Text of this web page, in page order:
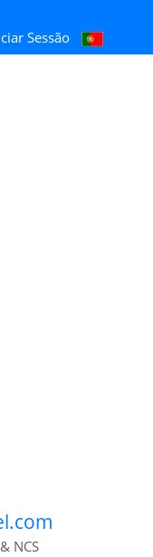
Sessão
NCS